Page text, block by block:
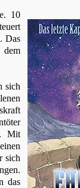
10
Das
dem
sich
Mit
sich
das